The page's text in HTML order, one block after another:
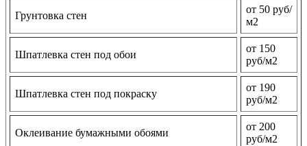
Грунтовка стен
от 50 руб/
м2
Шпатлевка стен под обои
от 150
руб/м2
Шпатлевка стен под покраску
от 190
руб/м2
Оклеивание бумажными обоями
от 200
руб/м2